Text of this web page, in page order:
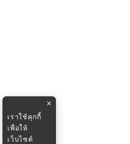
×
เราใช้คุกกี้
เพื่อให้
เว็บไซต์